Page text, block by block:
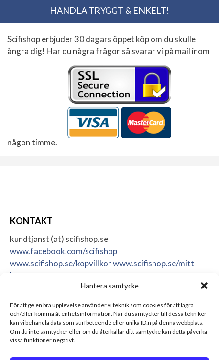
Hantera samtycke
För att ge en bra upplevelse använder vi teknik som cookies för att lagra
och/eller komma åt enhetsinformation. När du samtycker till dessa tekniker
kan vi behandla data som surfbeteende eller unika ID:n på denna webbplats.
Om du inte samtycker eller om du återkallar ditt samtycke kan detta påverka
vissa funktioner negativt.
HANDLA TRYGGT & ENKELT!
Scifishop erbjuder 30 dagars öppet köp om du skulle
ångra dig! Har du några frågor så svarar vi på mail inom
någon timme.
KONTAKT
kundtjanst (at) scifishop.se
www.facebook.com/scifishop
www.scifishop.se/kopvillkorwww.scifishop.se/mitt
konto
17562 Järfälla
Sweden